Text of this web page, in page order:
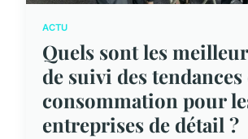
ACTU
Quels sont les
de suivi des tendances
consommation pour
entreprises de détail ?